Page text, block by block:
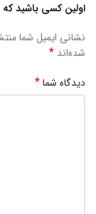
اولین کسی باشید
نشانی ایمیل شما
شده‌اند *
دیدگاه شما*